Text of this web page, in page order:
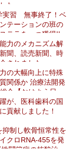
た
習 無事終了！ベ
テーションの班の
テラを一つ獲得!!
能力のメカニズム解
聞、読売新聞、時
されました
の大幅向上に特殊
関係か 治療法開発
合【おはよう日
れました
が、医科歯科の国
貢献しました！
抑制し軟骨恒常性を
クロRNA-455を発
関節症の核酸治療